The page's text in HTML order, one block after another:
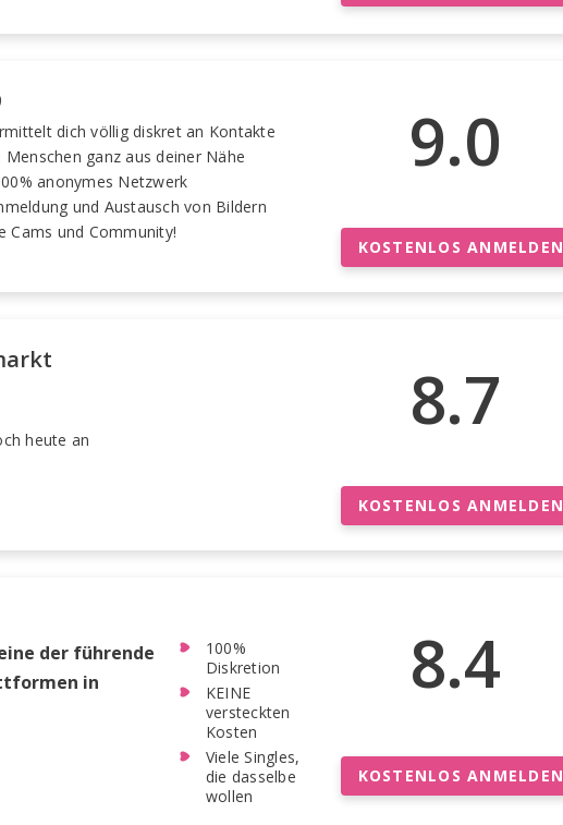
9.0
dich völlig diskret an Kontakte
ganz aus deiner Nähe
anonymes Netzwerk
und Austausch von Bildern
Cams und Community!
KOSTENLOS ANMELDEN
8.7
heute an
KOSTENLOS ANMELDEN
8.4
der führende
in
100%
Diskretion
KEINE
versteckten
Kosten
Viele Singles,
die dasselbe
wollen
KOSTENLOS ANMELDEN